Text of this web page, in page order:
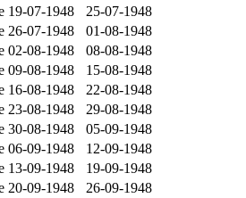
19-07-1948
25-07-1948
26-07-1948
01-08-1948
02-08-1948
08-08-1948
09-08-1948
15-08-1948
16-08-1948
22-08-1948
23-08-1948
29-08-1948
30-08-1948
05-09-1948
06-09-1948
12-09-1948
13-09-1948
19-09-1948
20-09-1948
26-09-1948